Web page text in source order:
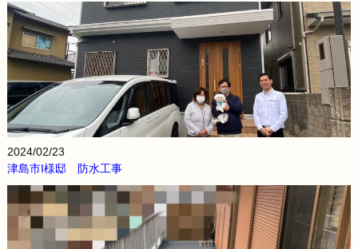
2024/02/23
津島市I様邸 防水工事